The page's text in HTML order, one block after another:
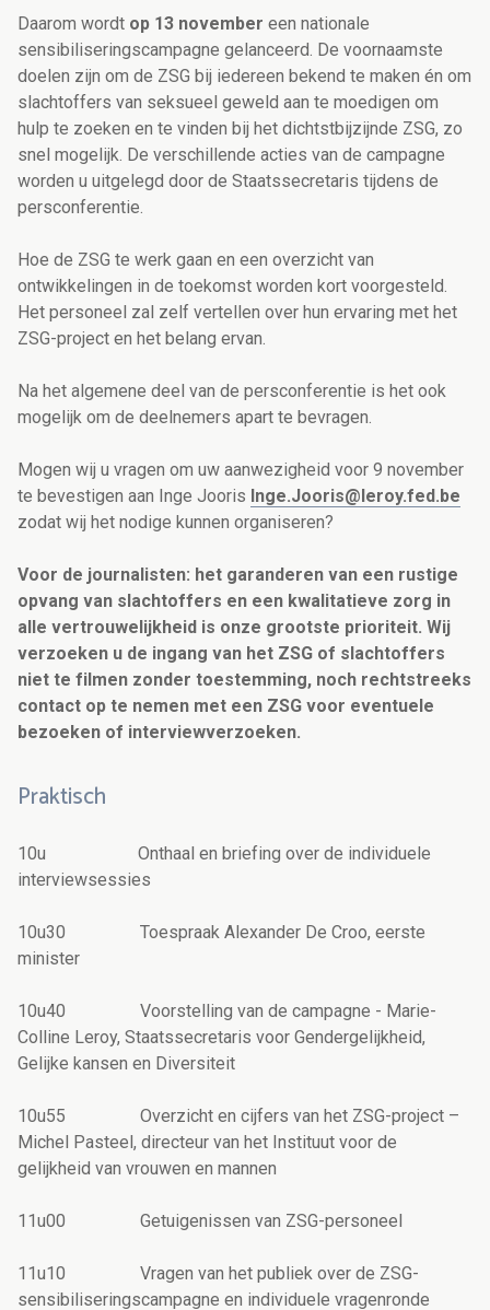
Daarom wordt op 13 november een nationale
sensibiliseringscampagne gelanceerd. De voornaamste
doelen zijn om de ZSG bij iedereen bekend te maken én om
slachtoffers van seksueel geweld aan te moedigen om
hulp te zoeken en te vinden bij het dichtstbijzijnde ZSG, zo
snel mogelijk. De verschillende acties van de campagne
worden u uitgelegd door de Staatssecretaris tijdens de
persconferentie.
Hoe de ZSG te werk gaan en een overzicht van
ontwikkelingen in de toekomst worden kort voorgesteld.
Het personeel zal zelf vertellen over hun ervaring met het
ZSG-project en het belang ervan.
Na het algemene deel van de persconferentie is het ook
mogelijk om de deelnemers apart te bevragen.
Mogen wij u vragen om uw aanwezigheid voor 9 november
te bevestigen aan Inge Jooris Inge.Jooris@leroy.fed.be
zodat wij het nodige kunnen organiseren?
Voor de journalisten: het garanderen van een rustige
opvang van slachtoffers en een kwalitatieve zorg in
alle vertrouwelijkheid is onze grootste prioriteit. Wij
verzoeken u de ingang van het ZSG of slachtoffers
niet te filmen zonder toestemming, noch rechtstreeks
contact op te nemen met een ZSG voor eventuele
bezoeken of interviewverzoeken.
Praktisch
10u Onthaal en briefing over de individuele
interviewsessies
10u30 Toespraak Alexander De Croo, eerste
minister
10u40 Voorstelling van de campagne - Marie-
Colline Leroy, Staatssecretaris voor Gendergelijkheid,
Gelijke kansen en Diversiteit
10u55 Overzicht en cijfers van het ZSG-project –
Michel Pasteel, directeur van het Instituut voor de
gelijkheid van vrouwen en mannen
11u00 Getuigenissen van ZSG-personeel
11u10 Vragen van het publiek over de ZSG-
sensibiliseringscampagne en individuele vragenronde